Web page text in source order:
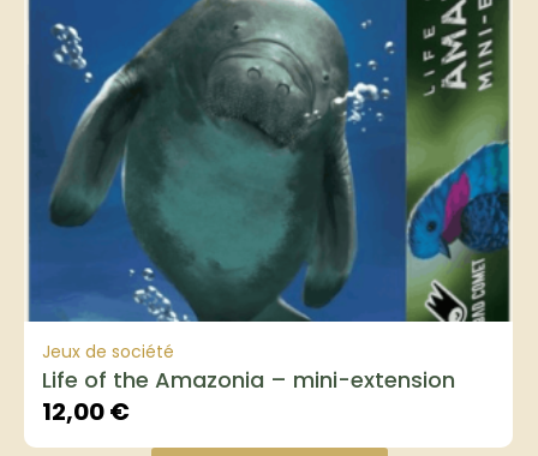
Jeux de société
Life of the Amazonia – mini-extension
12,00€